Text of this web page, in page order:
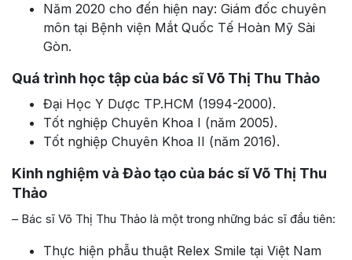
Năm 2020 cho đến hiện nay: Giám đốc chuyên
môn tại Bệnh viện Mắt Quốc Tế Hoàn Mỹ Sài
Gòn.
Quá trình học tập của bác sĩ Võ Thị Thu Thảo
Đại Học Y Dược TP.HCM (1994-2000).
Tốt nghiệp Chuyên Khoa I (năm 2005).
Tốt nghiệp Chuyên Khoa II (năm 2016).
Kinh nghiệm và Đào tạo của bác sĩ Võ Thị Thu
Thảo
– Bác sĩ Võ Thị Thu Thảo là một trong những bác sĩ đầu tiên:
Thực hiện phẫu thuật Relex Smile tại Việt Nam